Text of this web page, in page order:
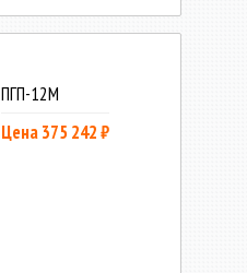
ПГП-12М
Цена 375 242 ₽